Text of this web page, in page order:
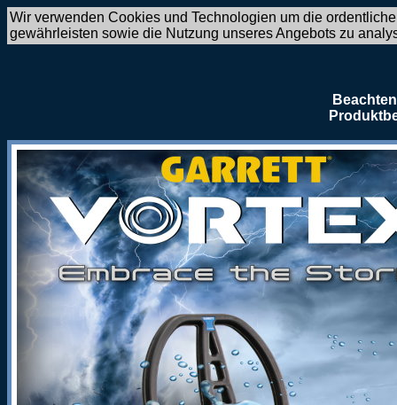
Wir verwenden Cookies und Technologien um die
gewährleisten sowie die Nutzung unseres Angebots zu